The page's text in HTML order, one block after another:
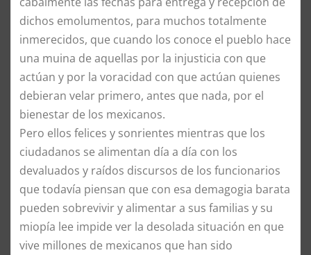
dichos emolumentos, para muchos totalmente
inmerecidos, que cuando los conoce el pueblo hace
una muina de aquellas por la injusticia con que
actúan y por la voracidad con que actúan quienes
debieran velar primero, antes que nada, por el
bienestar de los mexicanos.
Pero ellos felices y sonrientes mientras que los
ciudadanos se alimentan día a día con los
devaluados y raídos discursos de los funcionarios
que todavía piensan que con esa demagogia barata
pueden sobrevivir y alimentar a sus familias y su
miopía lee impide ver la desolada situación en que
vive millones de mexicanos que han sido